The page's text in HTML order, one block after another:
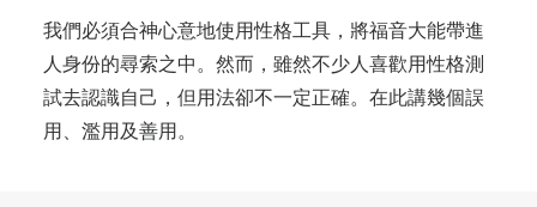
我們必須合神心意地使用性格工具，將福音大能帶進
人身份的尋索之中。然而，雖然不少人喜歡用性格測
試去認識自己，但用法卻不一定正確。在此講幾個誤
用、濫用及善用。